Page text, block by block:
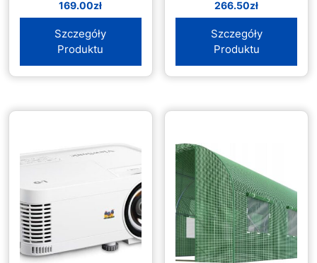
169.00zł
Szczegóły
Produktu
266.50zł
Szczegóły
Produktu